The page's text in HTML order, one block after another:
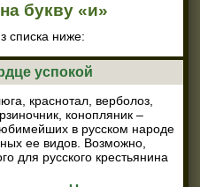
букву «и»
списка ниже:
успокой
краснотал, верболоз,
конопляник –
в русском народе
ее видов. Возможно,
для русского крестьянина